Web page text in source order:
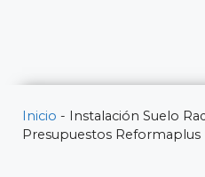
Inicio - Instalación Suelo
Presupuestos Reformaplus